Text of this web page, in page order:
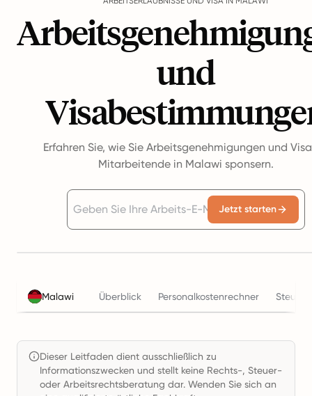
und
Erfahren Sie, wie Sie Arbeitsgenehmigungen und
Mitarbeitende in Malawi sponsern.
Jetzt starten
Malawi Überblick Personalkostenrechner Steuern
Dieser Leitfaden dient ausschließlich zu
Informationszwecken und stellt keine Rechts-, Steuer-
oder Arbeitsrechtsberatung dar. Wenden Sie sich an